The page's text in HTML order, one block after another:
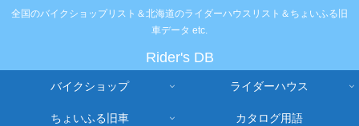
全国のバイクショップリスト＆北海道のライダーハウスリスト＆ちょいふる旧
車データ etc.
Rider's DB
バイクショップ ライダーハウス
ちょいふる旧車 カタログ用語